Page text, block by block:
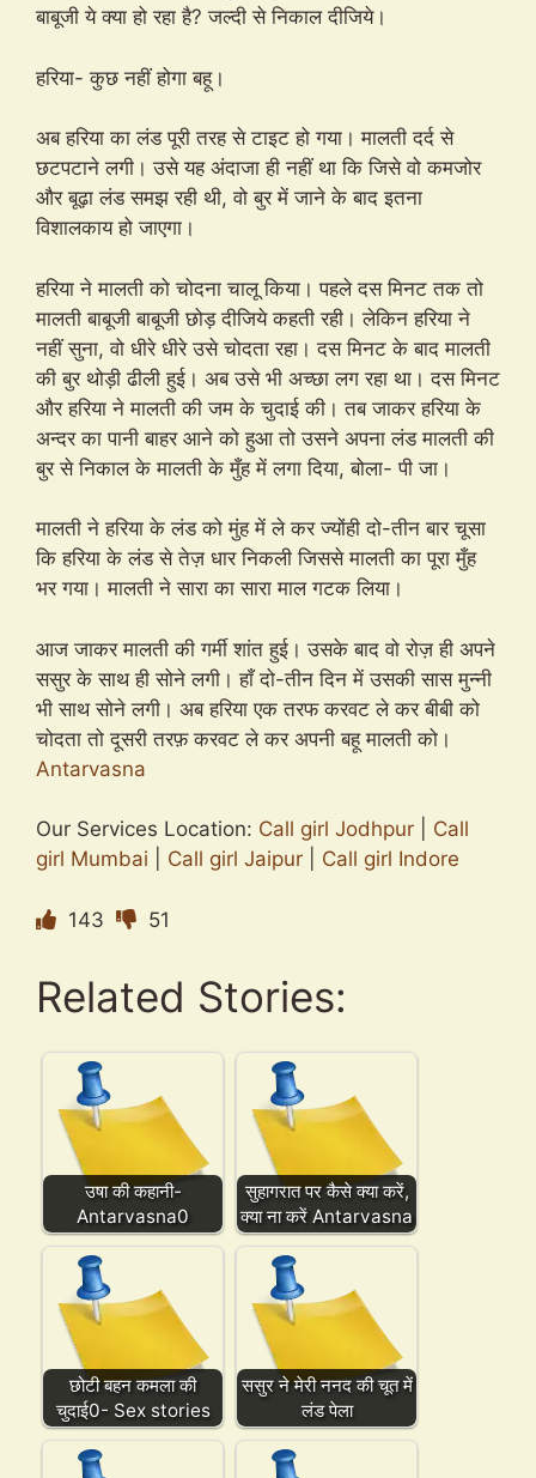
बाबूजी ये क्या हो रहा है? जल्दी से निकाल दीजिये।
हरिया- कुछ नहीं होगा बहू।
अब हरिया का लंड पूरी तरह से टाइट हो गया। मालती दर्द से
छटपटाने लगी। उसे यह अंदाजा ही नहीं था कि जिसे वो कमजोर
और बूढ़ा लंड समझ रही थी, वो बुर में जाने के बाद इतना
विशालकाय हो जाएगा।
हरिया ने मालती को चोदना चालू किया। पहले दस मिनट तक तो
मालती बाबूजी बाबूजी छोड़ दीजिये कहती रही। लेकिन हरिया ने
नहीं सुना, वो धीरे धीरे उसे चोदता रहा। दस मिनट के बाद मालती
की बुर थोड़ी ढीली हुई। अब उसे भी अच्छा लग रहा था। दस मिनट
और हरिया ने मालती की जम के चुदाई की। तब जाकर हरिया के
अन्दर का पानी बाहर आने को हुआ तो उसने अपना लंड मालती की
बुर से निकाल के मालती के मुँह में लगा दिया, बोला- पी जा।
मालती ने हरिया के लंड को मुंह में ले कर ज्योंही दो-तीन बार चूसा
कि हरिया के लंड से तेज़ धार निकली जिससे मालती का पूरा मुँह
भर गया। मालती ने सारा का सारा माल गटक लिया।
आज जाकर मालती की गर्मी शांत हुई। उसके बाद वो रोज़ ही अपने
ससुर के साथ ही सोने लगी। हाँ दो-तीन दिन में उसकी सास मुन्नी
भी साथ सोने लगी। अब हरिया एक तरफ करवट ले कर बीबी को
चोदता तो दूसरी तरफ़ करवट ले कर अपनी बहू मालती को।
Antarvasna
Our Services Location: Call girl Jodhpur
Call
girl Mumbai
Call girl Jaipur Call girl Indore
143 51
Related Stories:
उषा की कहानी-
Antarvasna0
सुहागरात पर कैसे क्या करें,
क्या ना करें Antarvasna
छोटी बहन कमला की
चुदाई0- Sex stories
ससुर ने मेरी ननद की चूत में
लंड पेला